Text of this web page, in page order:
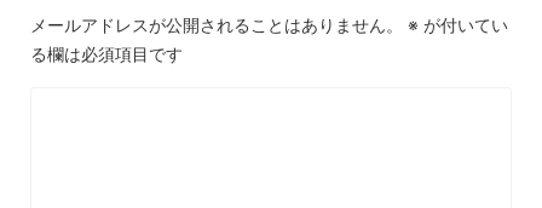
メールアドレスが公開されることはありません。 ※ が付いてい
る欄は必須項目です